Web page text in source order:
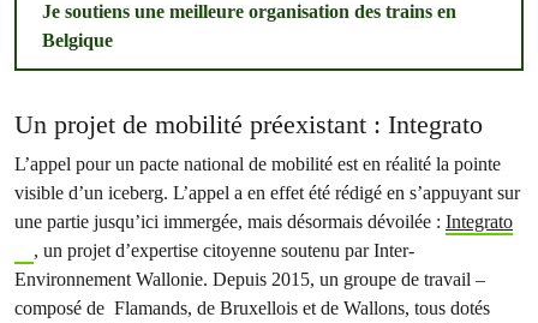
Je soutiens une meilleure organisation des trains en
Belgique
Un projet de mobilité préexistant : Integrato
L’appel pour un pacte national de mobilité est en réalité la pointe
visible d’un iceberg. L’appel a en effet été rédigé en s’appuyant sur
une partie jusqu’ici immergée, mais désormais dévoilée : Integrato
, un projet d’expertise citoyenne soutenu par Inter-
Environnement Wallonie. Depuis 2015, un groupe de travail –
composé de Flamands, de Bruxellois et de Wallons, tous dotés